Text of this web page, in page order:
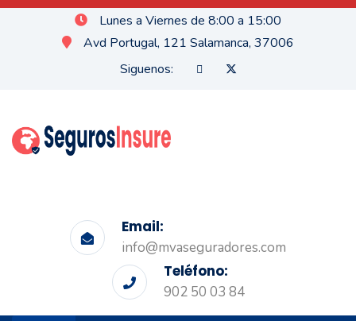
Lunes a Viernes de 8:00 a 15:00
Avd Portugal, 121 Salamanca, 37006
Siguenos:
Email:
info@mvaseguradores.com
Teléfono:
902 50 03 84